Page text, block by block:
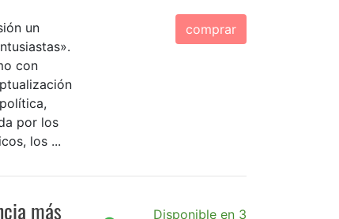
un
con
por los
los ...
comprar
más Disponible en 3